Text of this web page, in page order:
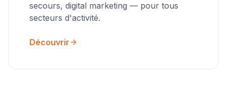
secours, digital marketing — pour tous
secteurs d'activité.
Découvrir